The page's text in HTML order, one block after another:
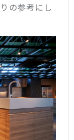
の参考にし